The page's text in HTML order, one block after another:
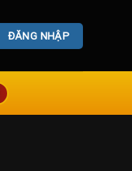
ĐĂNG NHẬP